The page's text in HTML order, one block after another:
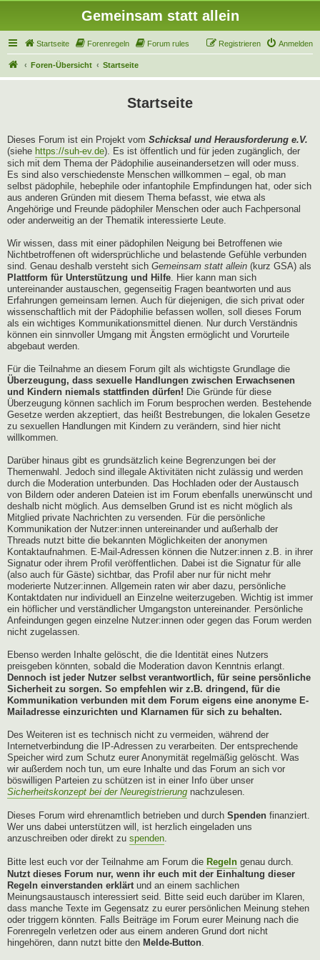
Gemeinsam statt allein
Startseite Forenregeln Forum rules Anmelden
Registrieren
Foren-Übersicht Startseite
Startseite
Dieses Forum ist ein Projekt vom Schicksal und Herausforderung e.V.
(siehe https://suh-ev.de). Es ist öffentlich und für jeden zugänglich, der
sich mit dem Thema der Pädophilie auseinandersetzen will oder muss.
Es sind also verschiedenste Menschen willkommen – egal, ob man
selbst pädophile, hebephile oder infantophile Empfindungen hat, oder sich
aus anderen Gründen mit diesem Thema befasst, wie etwa als
Angehörige und Freunde pädophiler Menschen oder auch Fachpersonal
oder anderweitig an der Thematik interessierte Leute.
Wir wissen, dass mit einer pädophilen Neigung bei Betroffenen wie
Nichtbetroffenen oft widersprüchliche und belastende Gefühle verbunden
sind. Genau deshalb versteht sich Gemeinsam statt allein (kurz GSA) als
Plattform für Unterstützung und Hilfe. Hier kann man sich
untereinander austauschen, gegenseitig Fragen beantworten und aus
Erfahrungen gemeinsam lernen. Auch für diejenigen, die sich privat oder
wissenschaftlich mit der Pädophilie befassen wollen, soll dieses Forum
als ein wichtiges Kommunikationsmittel dienen. Nur durch Verständnis
können ein sinnvoller Umgang mit Ängsten ermöglicht und Vorurteile
abgebaut werden.
Für die Teilnahme an diesem Forum gilt als wichtigste Grundlage die
Überzeugung, dass sexuelle Handlungen zwischen Erwachsenen
und Kindern niemals stattfinden dürfen! Die Gründe für diese
Überzeugung können sachlich im Forum besprochen werden. Bestehende
Gesetze werden akzeptiert, das heißt Bestrebungen, die lokalen Gesetze
zu sexuellen Handlungen mit Kindern zu verändern, sind hier nicht
willkommen.
Darüber hinaus gibt es grundsätzlich keine Begrenzungen bei der
Themenwahl. Jedoch sind illegale Aktivitäten nicht zulässig und werden
durch die Moderation unterbunden. Das Hochladen oder der Austausch
von Bildern oder anderen Dateien ist im Forum ebenfalls unerwünscht und
deshalb nicht möglich. Aus demselben Grund ist es nicht möglich als
Mitglied private Nachrichten zu versenden. Für die persönliche
Kommunikation der Nutzer:innen untereinander und außerhalb der
Threads nutzt bitte die bekannten Möglichkeiten der anonymen
Kontaktaufnahmen. E-Mail-Adressen können die Nutzer:innen z.B. in ihrer
Signatur oder ihrem Profil veröffentlichen. Dabei ist die Signatur für alle
(also auch für Gäste) sichtbar, das Profil aber nur für nicht mehr
moderierte Nutzer:innen. Allgemein raten wir aber dazu, persönliche
Kontaktdaten nur individuell an Einzelne weiterzugeben. Wichtig ist immer
ein höflicher und verständlicher Umgangston untereinander. Persönliche
Anfeindungen gegen einzelne Nutzer:innen oder gegen das Forum werden
nicht zugelassen.
Ebenso werden Inhalte gelöscht, die die Identität eines Nutzers
preisgeben könnten, sobald die Moderation davon Kenntnis erlangt.
Dennoch ist jeder Nutzer selbst verantwortlich, für seine persönliche
Sicherheit zu sorgen. So empfehlen wir z.B. dringend, für die
Kommunikation verbunden mit dem Forum eigens eine anonyme E-
Mailadresse einzurichten und Klarnamen für sich zu behalten.
Des Weiteren ist es technisch nicht zu vermeiden, während der
Internetverbindung die IP-Adressen zu verarbeiten. Der entsprechende
Speicher wird zum Schutz eurer Anonymität regelmäßig gelöscht. Was
wir außerdem noch tun, um eure Inhalte und das Forum an sich vor
böswilligen Parteien zu schützen ist in einer Info über unser
Sicherheitskonzept bei der Neuregistrierung nachzulesen.
Dieses Forum wird ehrenamtlich betrieben und durch Spenden finanziert.
Wer uns dabei unterstützen will, ist herzlich eingeladen uns
anzuschreiben oder direkt zu spenden.
Bitte lest euch vor der Teilnahme am Forum die Regeln genau durch.
Nutzt dieses Forum nur, wenn ihr euch mit der Einhaltung dieser
Regeln einverstanden erklärtund an einem sachlichen
Meinungsaustausch interessiert seid. Bitte seid euch darüber im Klaren,
dass manche Texte im Gegensatz zu eurer persönlichen Meinung stehen
oder triggern könnten. Falls Beiträge im Forum eurer Meinung nach die
Forenregeln verletzen oder aus einem anderen Grund dort nicht
hingehören, dann nutzt bitte den Melde-Button.